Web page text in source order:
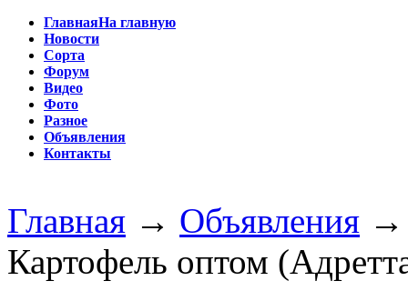
ГлавнаяНа главную
Новости
Сорта
Форум
Видео
Фото
Разное
Объявления
Контакты
Главная → Объявления
Картофель оптом